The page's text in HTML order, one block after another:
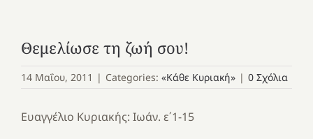
Θεμελίωσε τη ζωή σου!
14 Μαΐου, 2011 | Categories: «Κάθε Κυριακή» | 0 Σχόλια
Ευαγγέλιο Κυριακής: Ιωάν. ε΄1-15